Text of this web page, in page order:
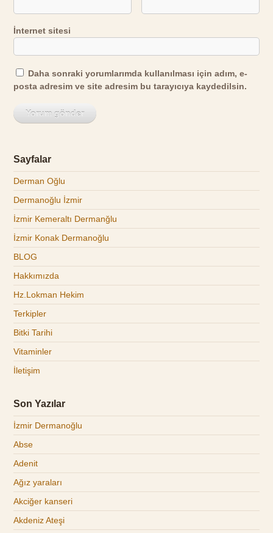
İnternet sitesi
Daha sonraki yorumlarımda kullanılması için adım, e-
posta adresim ve site adresim bu tarayıcıya kaydedilsin.
Sayfalar
Derman Oğlu
Dermanoğlu İzmir
İzmir Kemeraltı Dermanğlu
İzmir Konak Dermanoğlu
BLOG
Hakkımızda
Hz.Lokman Hekim
Terkipler
Bitki Tarihi
Vitaminler
İletişim
Son Yazılar
İzmir Dermanoğlu
Abse
Adenit
Ağız yaraları
Akciğer kanseri
Akdeniz Ateşi